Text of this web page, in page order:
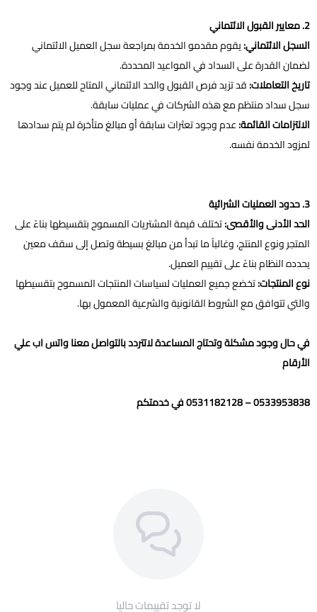
2. معايير القبول الائتماني
السجل الائتماني:يقوم مقدمو الخدمة بمراجعة سجل العميل الائتماني
لضمان القدرة على السداد في المواعيد المحددة.
تاريخ التعاملات:قد تزيد فرص القبول والحد الائتماني المتاح للعميل عند وجود
سجل سداد منتظم مع هذه الشركات في عمليات سابقة.
الالتزامات القائمة:عدم وجود تعثرات سابقة أو مبالغ متأخرة لم يتم سدادها
لمزود الخدمة نفسه.
3. حدود العمليات الشرائية
الحد الأدنى والأقصى:تختلف قيمة المشتريات المسموح بتقسيطها بناءً على
المتجر ونوع المنتج، وغالباً ما تبدأ من مبالغ بسيطة وتصل إلى سقف معين
يحدده النظام بناءً على تقييم العميل.
نوع المنتجات:تخضع جميع العمليات لسياسات المنتجات المسموح بتقسيطها
والتي تتوافق مع الشروط القانونية والشرعية المعمول بها.
في حال وجود مشكلة وتحتاج المساعدة لاتتردد بالتواصل معنا واتس اب علي
الأرقام
0533953838 – 0531182128 في خدمتكم
لا توجد تقييمات حاليا